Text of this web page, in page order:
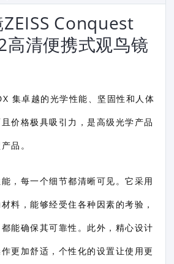
Conquest
高清便携式观鸟镜
集卓越的光学性能、坚固性和人体
价格极具吸引力，是高级光学产品
品。
，每一个细节都清晰可见。它采用
料，能够经受住各种因素的考验，
能确保其可靠性。此外，精心设计
更加舒适，个性化的设置让使用更